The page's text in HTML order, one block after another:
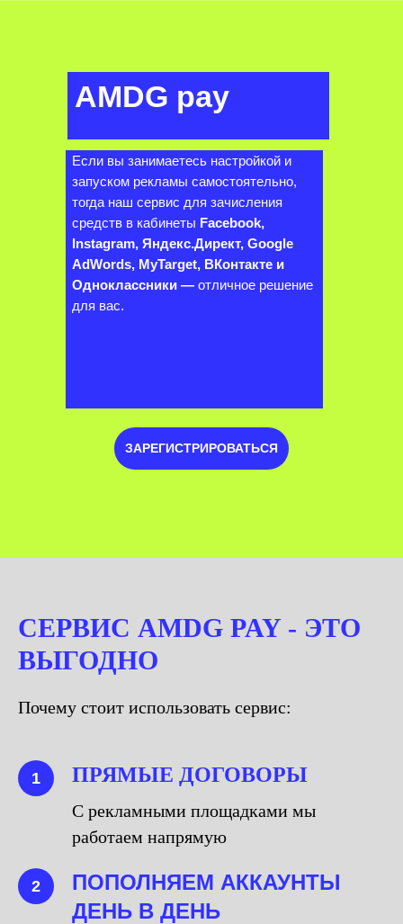
Если вы занимаетесь настройкой и
запуском рекламы самостоятельно,
тогда наш сервис для зачисления
средств в кабинеты Facebook,
Instagram, Яндекс.Директ, Google
AdWords, MyTarget, ВКонтакте и
Одноклассники — отличное решение
для вас.
AMDG pay
ЗАРЕГИСТРИРОВАТЬСЯ
СЕРВИС AMDG PAY - ЭТО
ВЫГОДНО
Почему стоит использовать сервис:
1 ПРЯМЫЕ ДОГОВОРЫ
С рекламными площадками мы
работаем напрямую
2
ПОПОЛНЯЕМ АККАУНТЫ
ДЕНЬ В ДЕНЬ